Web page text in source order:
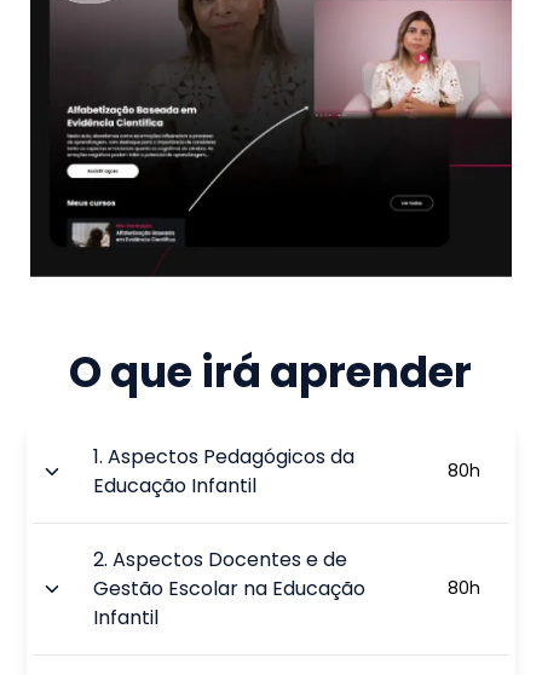
O que irá aprender
1.Aspectos Pedagógicos da
Educação Infantil
80h
2.Aspectos Docentes e de
Gestão Escolar na Educação
Infantil
80h